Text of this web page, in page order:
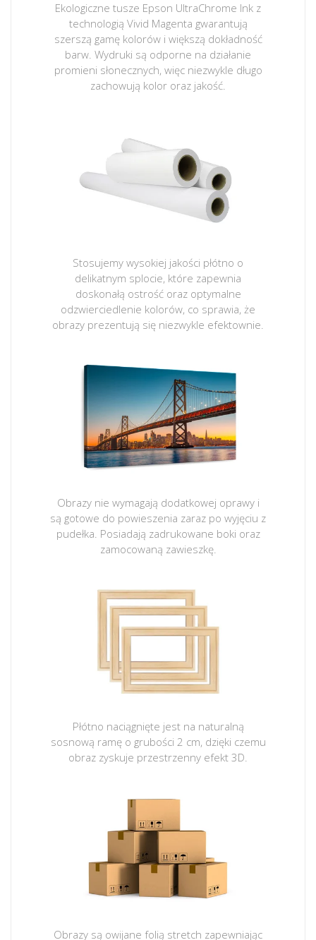
Ekologiczne tusze Epson UltraChrome Ink z
technologią Vivid Magenta gwarantują
szerszą gamę kolorów i większą dokładność
barw. Wydruki są odporne na działanie
promieni słonecznych, więc niezwykle długo
zachowują kolor oraz jakość.
Stosujemy wysokiej jakości płótno o
delikatnym splocie, które zapewnia
doskonałą ostrość oraz optymalne
odzwierciedlenie kolorów, co sprawia, że
obrazy prezentują się niezwykle efektownie.
Obrazy nie wymagają dodatkowej oprawy i
są gotowe do powieszenia zaraz po wyjęciu z
pudełka. Posiadają zadrukowane boki oraz
zamocowaną zawieszkę.
Płótno naciągnięte jest na naturalną
sosnową ramę o grubości 2 cm, dzięki czemu
obraz zyskuje przestrzenny efekt 3D.
Obrazy są owijane folią stretch zapewniając